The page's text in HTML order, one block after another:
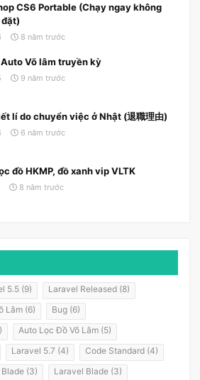
CS6 Portable (Chạy ngay không
8 năm trước
Võ lâm truyền kỳ
9 năm trước
lí do chuyển việc ở Nhật (退職理由)
6 năm trước
đồ HKMP, đồ xanh vip VLTK
8 năm trước
5.5 (9)
Laravel Released (8)
Lâm (6)
Bug (6)
Auto Lọc Đồ Võ Lâm (5)
Laravel 5.7 (4)
Code Standard (4)
Blade (3)
Laravel Blade (3)